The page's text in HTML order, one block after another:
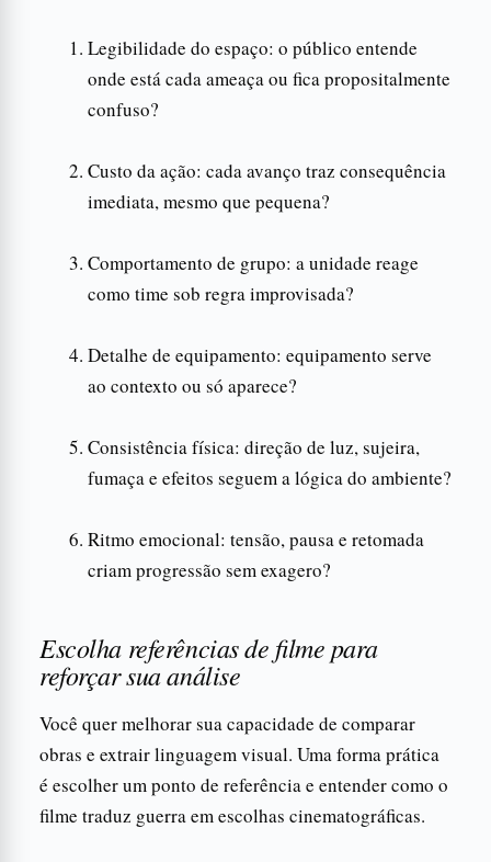
Legibilidade do espaço: o público entende
onde está cada ameaça ou fica propositalmente
confuso?
Custo da ação: cada avanço traz consequência
imediata, mesmo que pequena?
Comportamento de grupo: a unidade reage
como time sob regra improvisada?
Detalhe de equipamento: equipamento serve
ao contexto ou só aparece?
Consistência física: direção de luz, sujeira,
fumaça e efeitos seguem a lógica do ambiente?
Ritmo emocional: tensão, pausa e retomada
criam progressão sem exagero?
Escolha referências de filme para
reforçar sua análise
Você quer melhorar sua capacidade de comparar
obras e extrair linguagem visual. Uma forma prática
é escolher um ponto de referência e entender como o
filme traduz guerra em escolhas cinematográficas.